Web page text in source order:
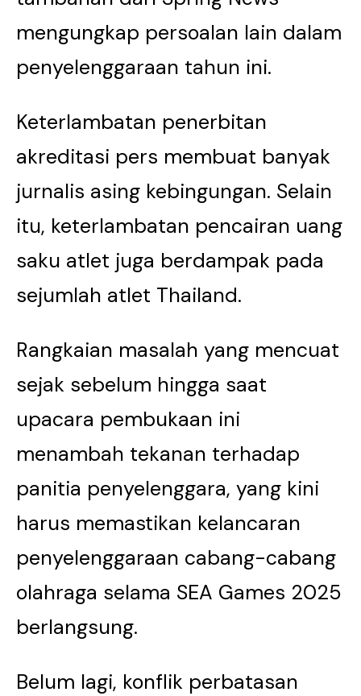
mengungkap persoalan lain dalam
penyelenggaraan tahun ini.
Keterlambatan penerbitan
akreditasi pers membuat banyak
jurnalis asing kebingungan. Selain
itu, keterlambatan pencairan uang
saku atlet juga berdampak pada
sejumlah atlet Thailand.
Rangkaian masalah yang mencuat
sejak sebelum hingga saat
upacara pembukaan ini
menambah tekanan terhadap
panitia penyelenggara, yang kini
harus memastikan kelancaran
penyelenggaraan cabang-cabang
olahraga selama SEA Games 2025
berlangsung.
Belum lagi, konflik perbatasan